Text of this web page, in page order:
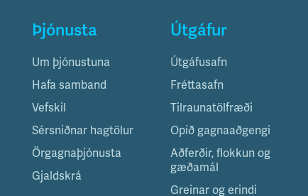
Þjónusta
Um þjónustuna
Hafa samband
Vefskil
Sérsniðnar hagtölur
Örgagnaþjónusta
Gjaldskrá
Útgáfur
Útgáfusafn
Fréttasafn
Tilraunatölfræði
Opið gagnaaðgengi
Aðferðir, flokkun og
gæðamál
Greinar og erindi